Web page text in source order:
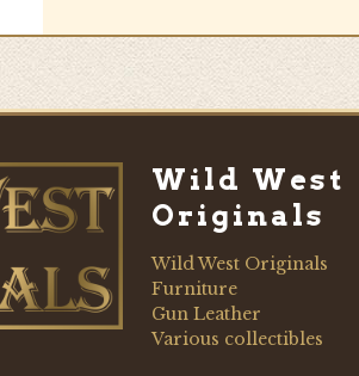
Wild West
Originals
Wild West Originals
Furniture
Gun Leather
Various collectibles